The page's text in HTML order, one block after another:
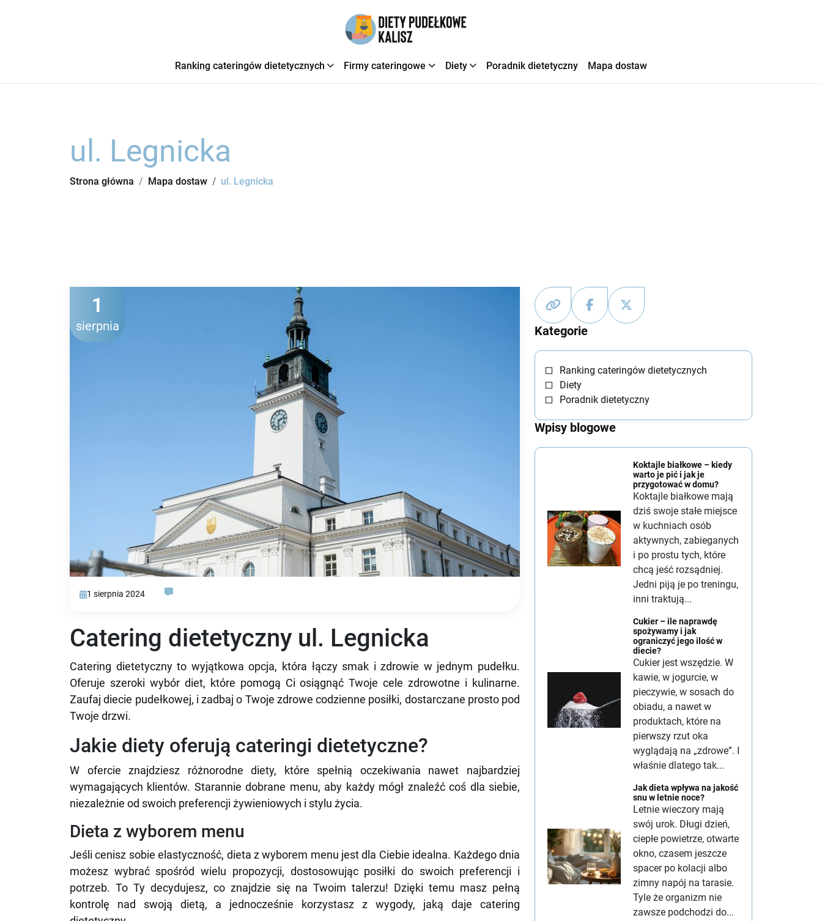
Ranking cateringów dietetycznych Firmy cateringowe Diety Poradnik dietetyczny Mapa dostaw
ul. Legnicka
Strona główna Mapa dostaw ul. Legnicka
1 sierpnia 2024
1
sierpnia
Catering dietetyczny ul. Legnicka
Catering dietetyczny to wyjątkowa opcja, która łączy smak i zdrowie w jednym pudełku.
Oferuje szeroki wybór diet, które pomogą Ci osiągnąć Twoje cele zdrowotne i kulinarne.
Zaufaj diecie pudełkowej, i zadbaj o Twoje zdrowe codzienne posiłki, dostarczane prosto pod
Twoje drzwi.
Jakie diety oferują cateringi dietetyczne?
W ofercie znajdziesz różnorodne diety, które spełnią oczekiwania nawet najbardziej
wymagających klientów. Starannie dobrane menu, aby każdy mógł znaleźć coś dla siebie,
niezależnie od swoich preferencji żywieniowych i stylu życia.
Dieta z wyborem menu
Jeśli cenisz sobie elastyczność, dieta z wyborem menu jest dla Ciebie idealna. Każdego dnia
możesz wybrać spośród wielu propozycji, dostosowując posiłki do swoich preferencji i
potrzeb. To Ty decydujesz, co znajdzie się na Twoim talerzu! Dzięki temu masz pełną
kontrolę nad swoją dietą, a jednocześnie korzystasz z wygody, jaką daje catering
Kategorie
Ranking cateringów dietetycznych
Diety
Poradnik dietetyczny
Wpisy blogowe
Koktajle białkowe – kiedy
warto je pić i jak je
przygotować w domu?
Koktajle białkowe mają
dziś swoje stałe miejsce
w kuchniach osób
aktywnych, zabieganych
i po prostu tych, które
chcą jeść rozsądniej.
Jedni piją je po treningu,
inni traktują...
Cukier – ile naprawdę
spożywamy i jak
ograniczyć jego ilość w
diecie?
Cukier jest wszędzie. W
kawie, w jogurcie, w
pieczywie, w sosach do
obiadu, a nawet w
produktach, które na
pierwszy rzut oka
wyglądają na „zdrowe”. I
właśnie dlatego tak...
Jak dieta wpływa na jakość
snu w letnie noce?
Letnie wieczory mają
swój urok. Długi dzień,
ciepłe powietrze, otwarte
okno, czasem jeszcze
spacer po kolacji albo
zimny napój na tarasie.
Tyle że organizm nie
zawsze podchodzi do...